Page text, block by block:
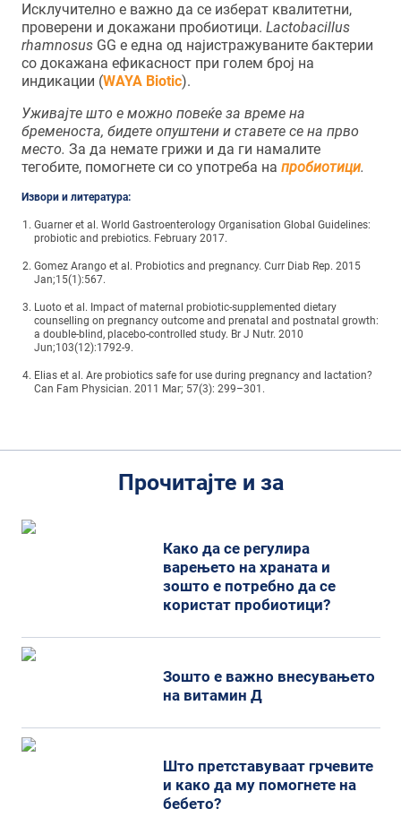
Исклучително е важно да се изберат квалитетни,
проверени и докажани пробиотици. Lactobacillus
rhamnosusGG е една од најистражуваните бактерии
со докажана ефикасност при голем број на
индикации (WAYA Biotic).
Уживајте што е можно повеќе за време на
бременоста, бидете опуштени и ставете се на прво
место. За да немате грижи и да ги намалите
тегобите, помогнете си со употреба на пробиотици.
Извори и литература:
Guarner et al. World Gastroenterology Organisation Global Guidelines:
probiotic and prebiotics. February 2017.
Gomez Arango et al. Probiotics and pregnancy. Curr Diab Rep. 2015
Jan;15(1):567.
Luoto et al. Impact of maternal probiotic-supplemented dietary
counselling on pregnancy outcome and prenatal and postnatal growth:
a double-blind, placebo-controlled study. Br J Nutr. 2010
Jun;103(12):1792-9.
Elias et al. Are probiotics safe for use during pregnancy and lactation?
Can Fam Physician. 2011 Mar; 57(3): 299–301.
Прочитајте и за
Како да се регулира
варењето на храната и
зошто е потребно да се
користат пробиотици?
Зошто е важно внесувањето
на витамин Д
Што претставуваат грчевите
и како да му помогнете на
бебето?